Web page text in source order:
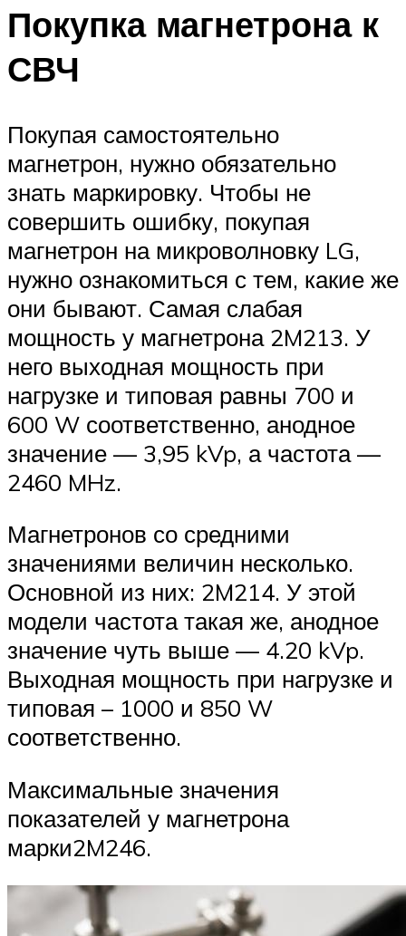
Покупка магнетрона к
СВЧ
Покупая самостоятельно
магнетрон, нужно обязательно
знать маркировку. Чтобы не
совершить ошибку, покупая
магнетрон на микроволновку LG,
нужно ознакомиться с тем, какие же
они бывают. Самая слабая
мощность у магнетрона 2M213. У
него выходная мощность при
нагрузке и типовая равны 700 и
600 W соответственно, анодное
значение — 3,95 kVp, а частота —
2460 MHz.
Магнетронов со средними
значениями величин несколько.
Основной из них: 2M214. У этой
модели частота такая же, анодное
значение чуть выше — 4.20 kVp.
Выходная мощность при нагрузке и
типовая – 1000 и 850 W
соответственно.
Максимальные значения
показателей у магнетрона
марки2M246.